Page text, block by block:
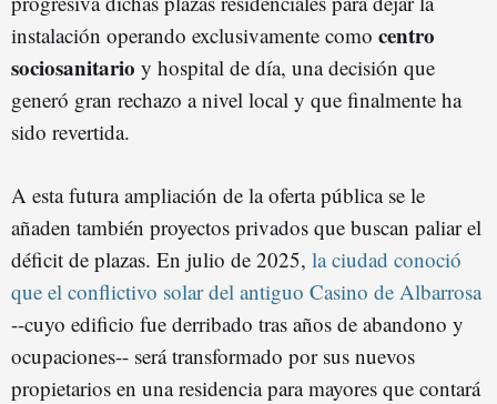
instalación operando exclusivamente como centro
sociosanitario y hospital de día, una decisión que
generó gran rechazo a nivel local y que finalmente ha
sido revertida.
A esta futura ampliación de la oferta pública se le
añaden también proyectos privados que buscan paliar el
déficit de plazas. En julio de 2025, la ciudad conoció
que el conflictivo solar del antiguo Casino de Albarrosa
--cuyo edificio fue derribado tras años de abandono y
ocupaciones-- será transformado por sus nuevos
propietarios en una residencia para mayores que contará